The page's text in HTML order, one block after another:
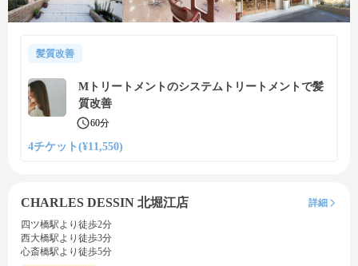
髪質改善
Mトリートメントのシステムトリートメントで髪
質改善
60分
4チケット(¥11,550)
CHARLES DESSIN 北堀江店
詳細
四ツ橋駅より徒歩2分
西大橋駅より徒歩3分
心斎橋駅より徒歩5分